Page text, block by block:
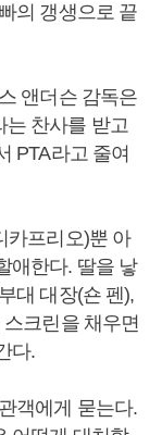
의 갱생으로 끝
앤더슨 감독은
는 찬사를 받고
PTA라고 줄여
카프리오)뿐 아
애한다. 딸을 낳
대 대장(숀 펜),
크린을 채우면
다.
객에게 묻는다.